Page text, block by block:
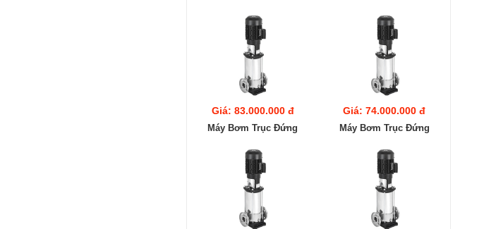
16F5/18.5
15F5/18.5
Giá: 83.000.000 đ
Máy Bơm Trục Đứng
14F5/18.5
Giá: 74.000.000 đ
Máy Bơm Trục Đứng